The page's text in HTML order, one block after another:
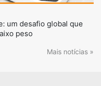
um desafio global que
peso
Mais notícias »